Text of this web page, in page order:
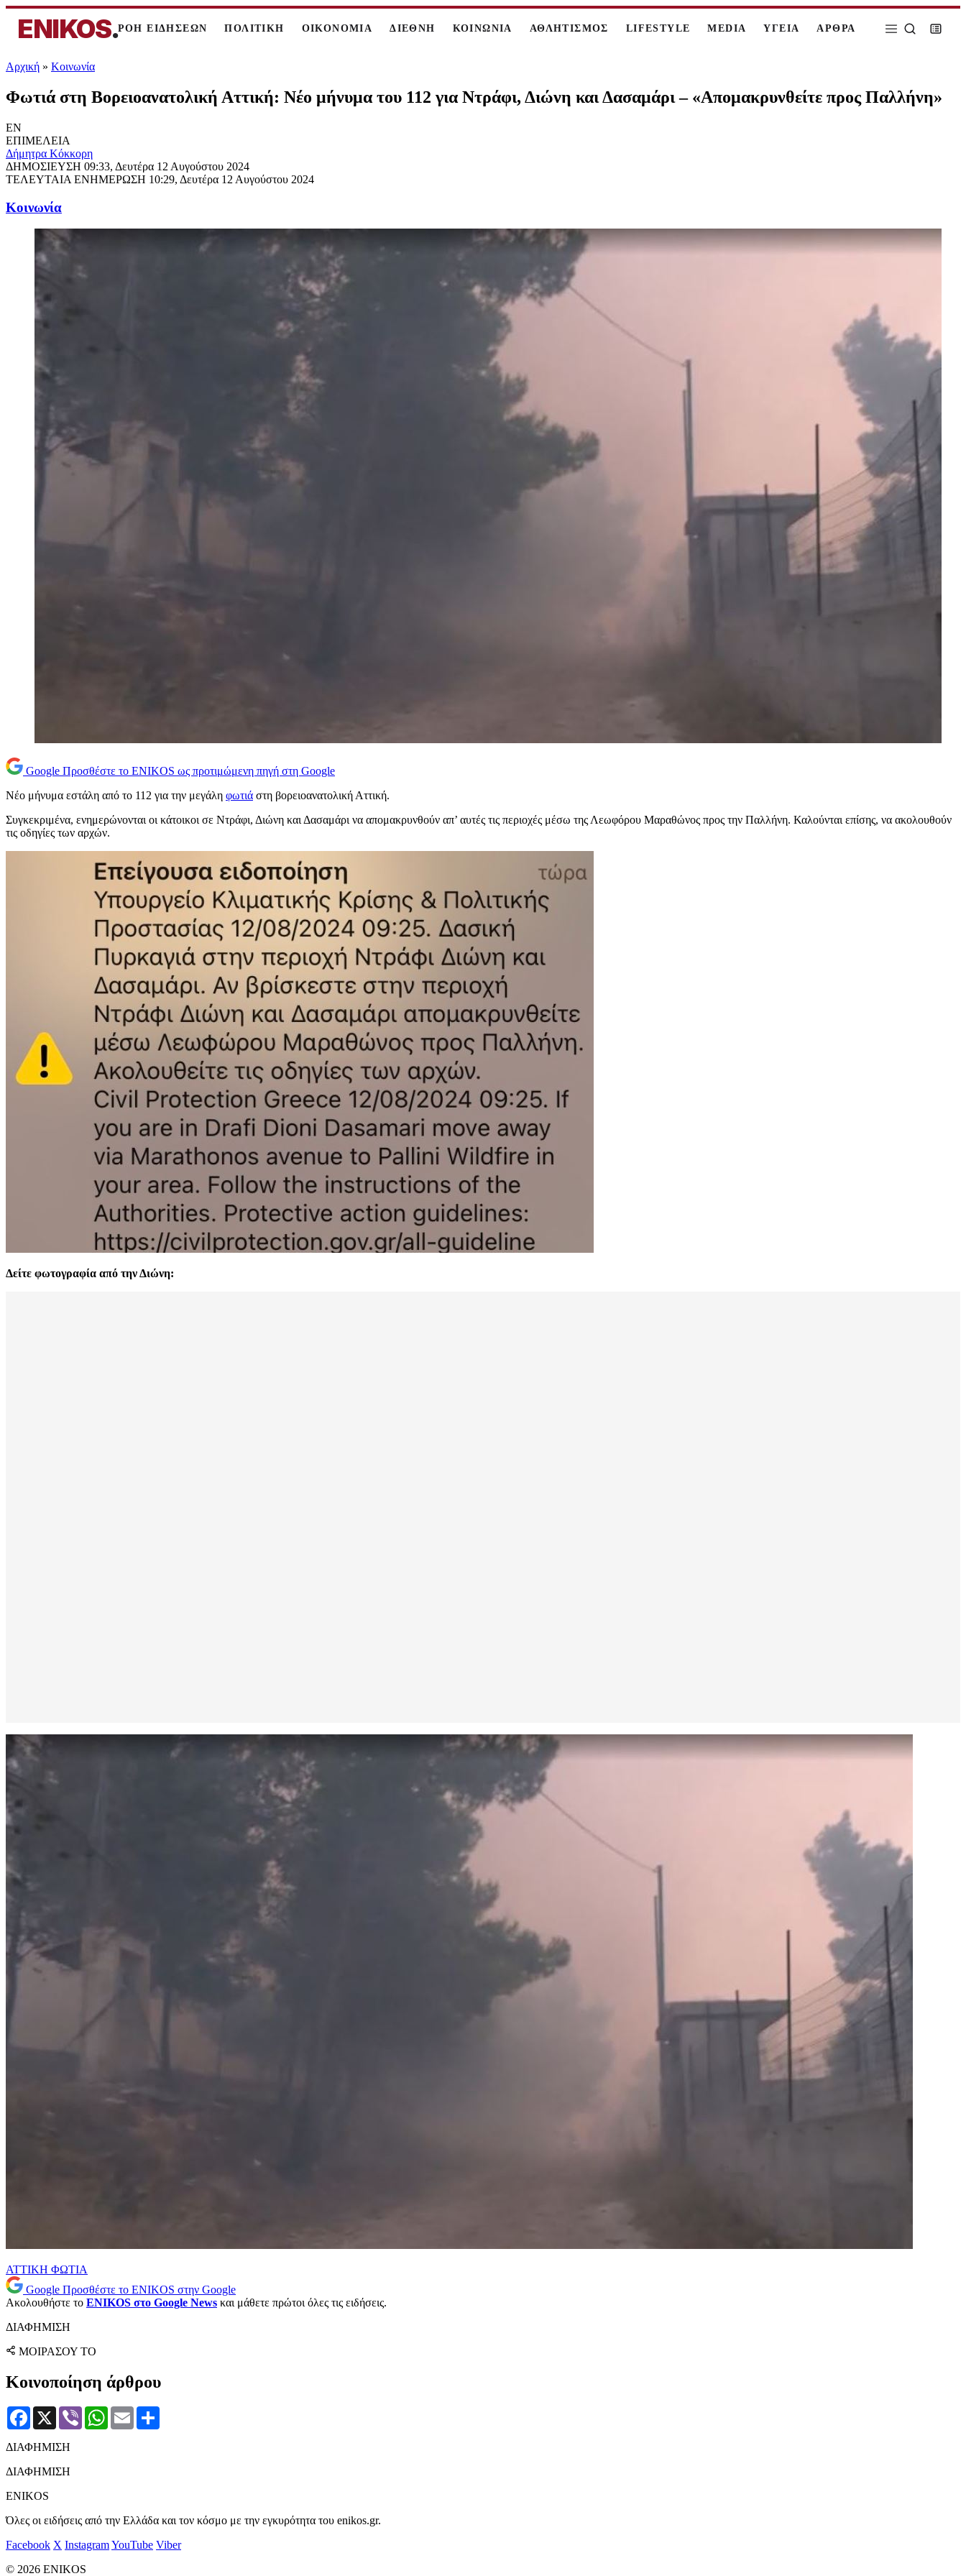
ENIKOS.ΡΟΗ ΕΙΔΗΣΕΩΝ ΠΟΛΙΤΙΚΗ ΟΙΚΟΝΟΜΙΑ ΔΙΕΘΝΗ ΚΟΙΝΩΝΙΑ ΑΘΛΗΤΙΣΜΟΣ LIFESTYLE MEDIA ΥΓΕΙΑ ΑΡΘΡΑ
Αρχική » Κοινωνία
Φωτιά στη Βορειοανατολική Αττική: Νέο μήνυμα του 112 για Ντράφι, Διώνη και Δασαμάρι – «Απομακρυνθείτε προς Παλλήνη»
EN
ΕΠΙΜΕΛΕΙΑ
Δήμητρα Κόκκορη
ΔΗΜΟΣΙΕΥΣΗ 09:33, Δευτέρα 12 Αυγούστου 2024
ΤΕΛΕΥΤΑΙΑ ΕΝΗΜΕΡΩΣΗ 10:29, Δευτέρα 12 Αυγούστου 2024
Κοινωνία
Google Προσθέστε το ENIKOS ως προτιμώμενη πηγή στη Google
Νέο μήνυμα εστάλη από το 112 για την μεγάλη φωτιά στη βορειοανατολική Αττική.
Συγκεκριμένα, ενημερώνονται οι κάτοικοι σε Ντράφι, Διώνη και Δασαμάρι να απομακρυνθούν απ’ αυτές τις περιοχές μέσω της Λεωφόρου Μαραθώνος προς την Παλλήνη. Καλούνται επίσης, να ακολουθούν
τις οδηγίες των αρχών.
Δείτε φωτογραφία από την Διώνη:
ΑΤΤΙΚΗ ΦΩΤΙΑ
Google Προσθέστε το ENIKOS στην Google
Ακολουθήστε το ENIKOS στο Google News και μάθετε πρώτοι όλες τις ειδήσεις.
ΔΙΑΦΗΜΙΣΗ
ΜΟΙΡΑΣΟΥ ΤΟ
Κοινοποίηση άρθρου
Facebook
X Viber WhatsApp
Email
ΔΙΑΦΗΜΙΣΗ
ΔΙΑΦΗΜΙΣΗ
ENIKOS
Όλες οι ειδήσεις από την Ελλάδα και τον κόσμο με την εγκυρότητα του enikos.gr.
Facebook X InstagramYouTube Viber
© 2026 ENIKOS